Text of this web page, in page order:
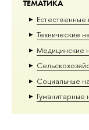
ТЕМАТИКА
Естественные
Тех­ничес­кие
Медицинские
Социальные
Гуманитарные